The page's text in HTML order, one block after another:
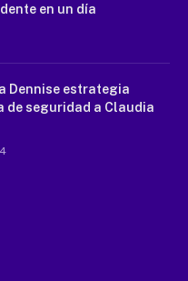
en un día
Dennise estrategia
de seguridad a Claudia